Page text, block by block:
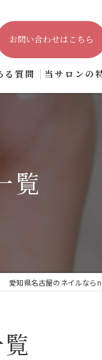
お問い合わせはこちら
る質問 当サロンの
覧
愛知県名古屋のネイルな